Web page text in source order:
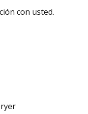
con usted.